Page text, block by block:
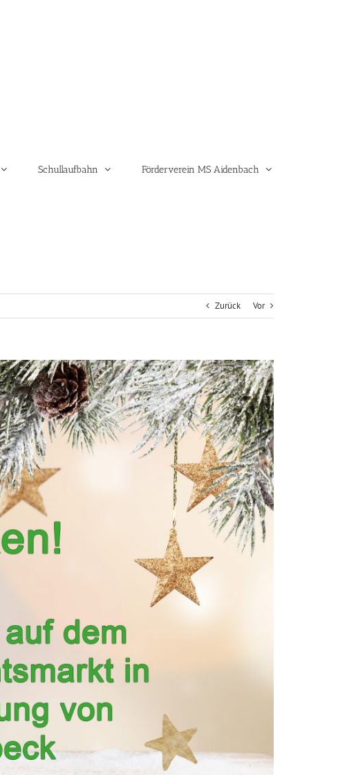
Schullaufbahn Förderverein MS Aidenbach
Zurück Vor